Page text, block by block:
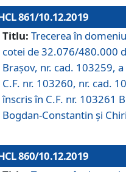
861/10.12.2019
Titlu: Trecerea în
cotei de 32.076/480.000
Brașov, nr. cad. 103259,
C.F. nr. 103260, nr. cad.
înscris în C.F. nr. 103261
Bogdan-Constantin și
860/10.12.2019